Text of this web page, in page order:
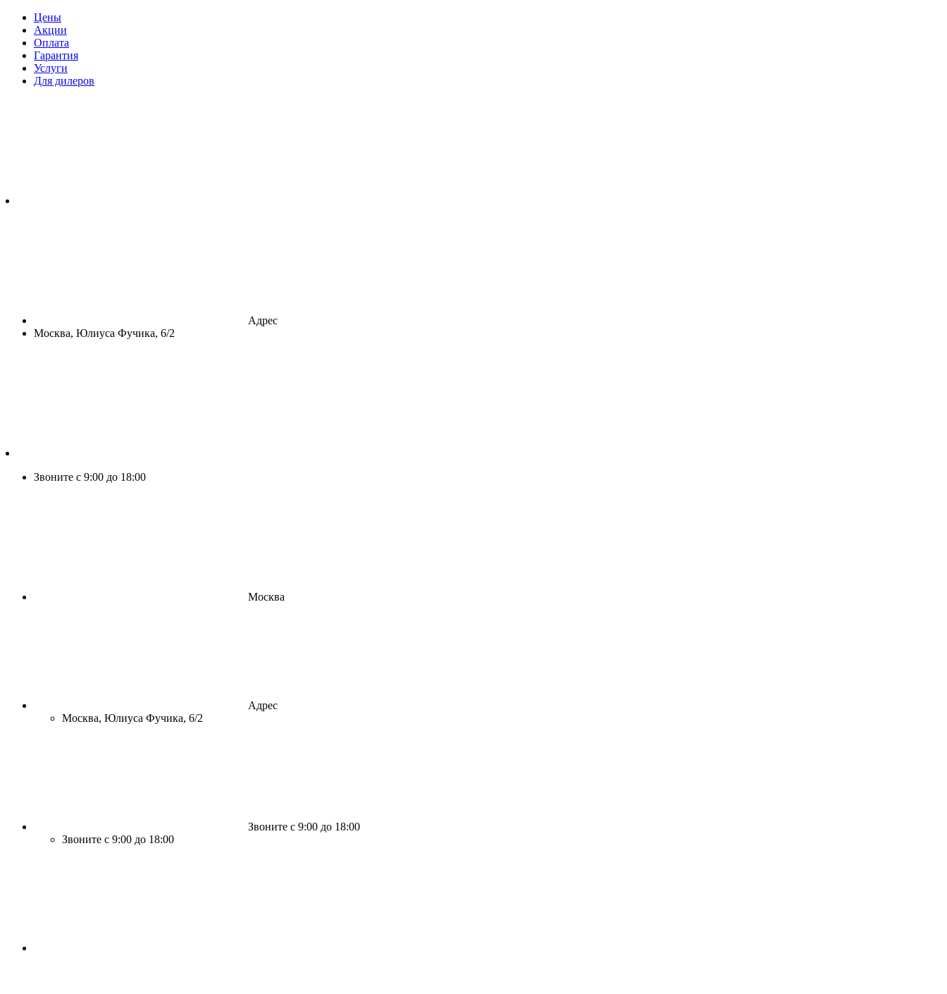
Цены
Акции
Оплата
Гарантия
Услуги
Для дилеров
Адрес
Москва, Юлиуса Фучика, 6/2
Звоните с 9:00 до 18:00
Москва
Адрес
Москва, Юлиуса Фучика, 6/2
Звоните с 9:00 до 18:00
Звоните с 9:00 до 18:00